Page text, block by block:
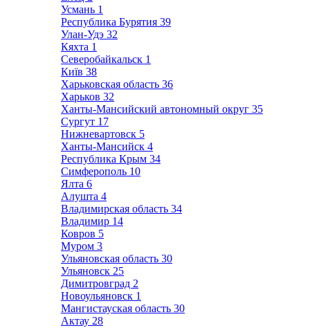
Усмань 1
Республика Бурятия 39
Улан-Удэ 32
Кяхта 1
Северобайкальск 1
Київ 38
Харьковская область 36
Харьков 32
Ханты-Мансийский автономный округ 35
Сургут 17
Нижневартовск 5
Ханты-Мансийск 4
Республика Крым 34
Симферополь 10
Ялта 6
Алушта 4
Владимирская область 34
Владимир 14
Ковров 5
Муром 3
Ульяновская область 30
Ульяновск 25
Димитровград 2
Новоульяновск 1
Мангистауская область 30
Актау 28